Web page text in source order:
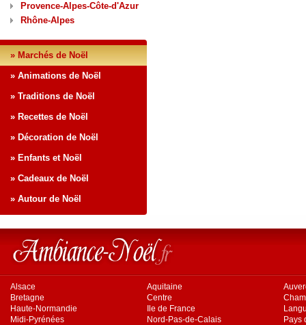
Provence-Alpes-Côte-d'Azur
Rhône-Alpes
» Marchés de Noël
» Animations de Noël
» Traditions de Noël
» Recettes de Noël
» Décoration de Noël
» Enfants et Noël
» Cadeaux de Noël
» Autour de Noël
Alsace Aquitaine
Bretagne
Centre
Haute-Normandie
Ile de France
Midi-Pyrénées
Nord-Pas-de-Calais
Pays